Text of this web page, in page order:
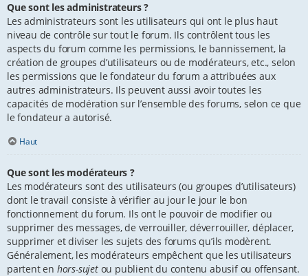
Que sont les administrateurs ?
Les administrateurs sont les utilisateurs qui ont le plus haut
niveau de contrôle sur tout le forum. Ils contrôlent tous les
aspects du forum comme les permissions, le bannissement, la
création de groupes d’utilisateurs ou de modérateurs, etc., selon
les permissions que le fondateur du forum a attribuées aux
autres administrateurs. Ils peuvent aussi avoir toutes les
capacités de modération sur l’ensemble des forums, selon ce que
le fondateur a autorisé.
Haut
Que sont les modérateurs ?
Les modérateurs sont des utilisateurs (ou groupes d’utilisateurs)
dont le travail consiste à vérifier au jour le jour le bon
fonctionnement du forum. Ils ont le pouvoir de modifier ou
supprimer des messages, de verrouiller, déverrouiller, déplacer,
supprimer et diviser les sujets des forums qu’ils modèrent.
Généralement, les modérateurs empêchent que les utilisateurs
partent en hors-sujetou publient du contenu abusif ou offensant.